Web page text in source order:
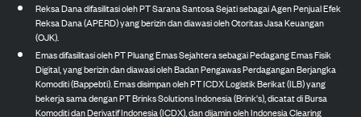
Reksa Dana difasilitasi oleh PT Sarana Santosa Sejati sebagai Agen Penjual Efek
Reksa Dana (APERD) yang berizin dan diawasi oleh Otoritas Jasa Keuangan
(OJK).
Emas difasilitasi oleh PT Pluang Emas Sejahtera sebagai Pedagang Emas Fisik
Digital, yang berizin dan diawasi oleh Badan Pengawas Perdagangan Berjangka
Komoditi (Bappebti). Emas disimpan oleh PT ICDX Logistik Berikat (ILB) yang
bekerja sama dengan PT Brinks Solutions Indonesia (Brink's), dicatat di Bursa
Komoditi dan Derivatif Indonesia (ICDX), dan dijamin oleh Indonesia Clearing